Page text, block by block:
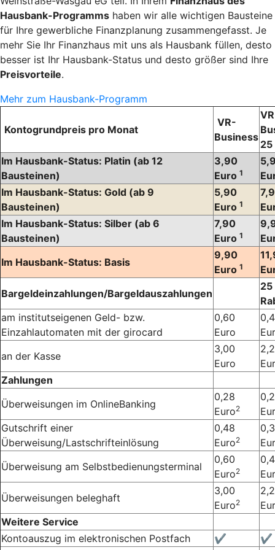
Hausbank-Programms haben wir alle wichtigen Bausteine
für Ihre gewerbliche Finanzplanung zusammengefasst. Je
mehr Sie Ihr Finanzhaus mit uns als Hausbank füllen, desto
besser ist Ihr Hausbank-Status und desto größer sind Ihre
Preisvorteile.
Mehr zum Hausbank-Programm
Kontogrundpreis pro Monat
VR-
Business
25
Im Hausbank-Status: Platin (ab 12
Bausteinen)
3,90
Euro 1
Im Hausbank-Status: Gold (ab 9
Bausteinen)
5,90
Euro 1
Im Hausbank-Status: Silber (ab 6
Bausteinen)
7,90
Euro 1
Im Hausbank-Status: Basis
9,90
Euro 1
Bargeldeinzahlungen/Bargeldauszahlungen
25
am institutseigenen Geld- bzw.
Einzahlautomaten mit der girocard
0,60
Euro
an der Kasse
3,00
Euro
Zahlungen
Überweisungen im OnlineBanking
0,28
Euro2
Gutschrift einer
Überweisung/Lastschrifteinlösung
0,48
Euro2
Überweisung am Selbstbedienungsterminal
0,60
Euro2
Überweisungen beleghaft
3,00
Euro2
Weitere Service
Kontoauszug im elektronischen Postfach
✔
✔